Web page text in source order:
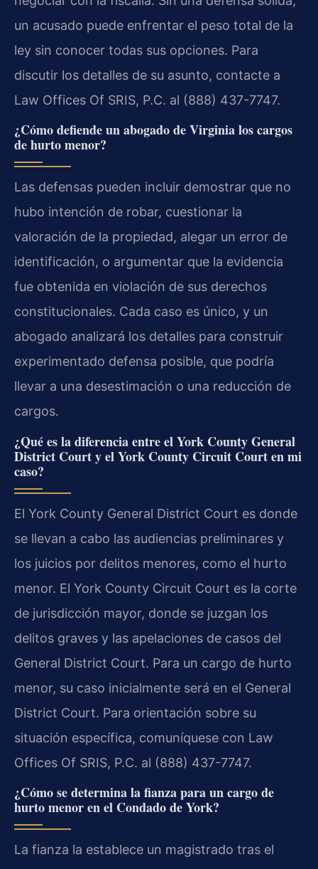
un acusado puede enfrentar el peso total de la
ley sin conocer todas sus opciones. Para
discutir los detalles de su asunto, contacte a
Law Offices Of SRIS, P.C. al (888) 437-7747.
¿Cómo defiende un abogado de Virginia los cargos
de hurto menor?
Las defensas pueden incluir demostrar que no
hubo intención de robar, cuestionar la
valoración de la propiedad, alegar un error de
identificación, o argumentar que la evidencia
fue obtenida en violación de sus derechos
constitucionales. Cada caso es único, y un
abogado analizará los detalles para construir
experimentado defensa posible, que podría
llevar a una desestimación o una reducción de
cargos.
¿Qué es la diferencia entre el York County General
District Court y el York County Circuit Court en mi
caso?
El York County General District Court es donde
se llevan a cabo las audiencias preliminares y
los juicios por delitos menores, como el hurto
menor. El York County Circuit Court es la corte
de jurisdicción mayor, donde se juzgan los
delitos graves y las apelaciones de casos del
General District Court. Para un cargo de hurto
menor, su caso inicialmente será en el General
District Court. Para orientación sobre su
situación específica, comuníquese con Law
Offices Of SRIS, P.C. al (888) 437-7747.
¿Cómo se determina la fianza para un cargo de
hurto menor en el Condado de York?
La fianza la establece un magistrado tras el